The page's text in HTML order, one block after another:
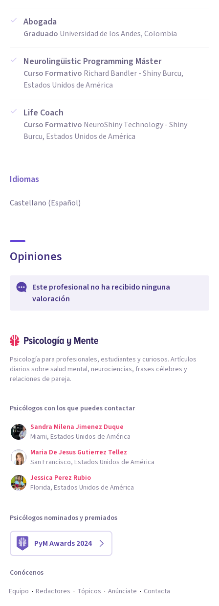
Abogada
Graduado Universidad de los Andes, Colombia
Neurolingüistic Programming Máster
Curso Formativo Richard Bandler - Shiny Burcu,
Estados Unidos de América
Life Coach
Curso Formativo NeuroShiny Technology - Shiny
Burcu, Estados Unidos de América
Idiomas
Castellano (Español)
Opiniones
Este profesional no ha recibido ninguna
valoración
Psicología para profesionales, estudiantes y curiosos. Artículos
diarios sobre salud mental, neurociencias, frases célebres y
relaciones de pareja.
Psicólogos con los que puedes contactar
Sandra Milena Jimenez Duque
Miami, Estados Unidos de América
Maria De Jesus Gutierrez Tellez
San Francisco, Estados Unidos de América
Jessica Perez Rubio
Florida, Estados Unidos de América
Psicólogos nominados y premiados
PyM Awards 2024
Conócenos
Equipo
Redactores Tópicos Anúnciate Contacta